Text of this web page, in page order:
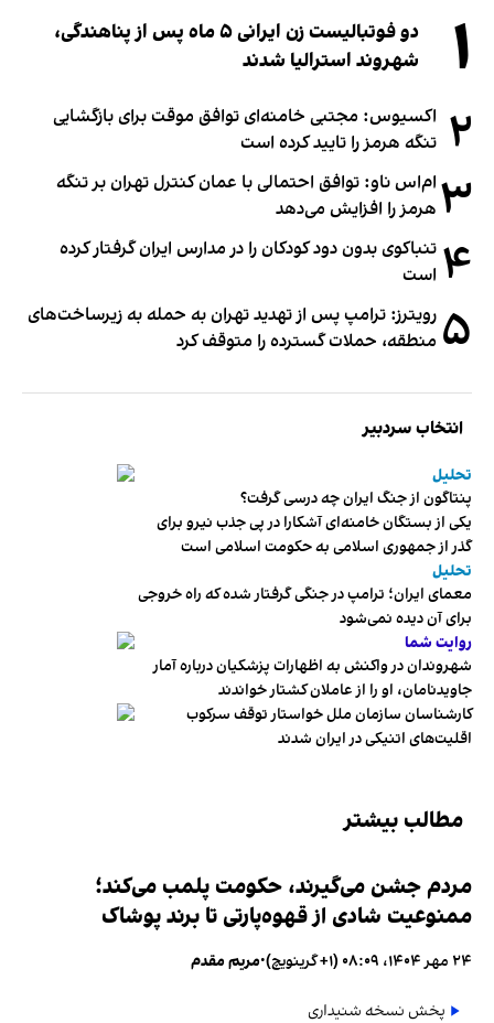
۱
دو فوتبالیست زن ایرانی ۵ ماه پس از پناهندگی،
شهروند استرالیا شدند
۲ اکسیوس: مجتبی خامنه‌ای توافق موقت برای بازگشایی
تنگه هرمز را تایید کرده است
۳ ام‌اس ناو: توافق احتمالی با عمان کنترل تهران بر تنگه
هرمز را افزایش می‌دهد
۴ تنباکوی بدون دود کودکان را در مدارس ایران گرفتار کرده
است
۵ رویترز: ترامپ پس از تهدید تهران به حمله به زیرساخت‌های
منطقه، حملات گسترده را متوقف کرد
انتخاب سردبیر
تحلیل
پنتاگون از جنگ ایران چه درسی گرفت؟
یکی از بستگان خامنه‌ای آشکارا در پی جذب نیرو برای
گذر از جمهوری اسلامی به حکومت اسلامی است
تحلیل
معمای ایران؛ ترامپ در جنگی گرفتار شده که راه خروجی
برای آن دیده نمی‌شود
روایت شما
شهروندان در واکنش به اظهارات پزشکیان درباره آمار
جاویدنامان، او را از عاملان کشتار خواندند
کارشناسان سازمان ملل خواستار توقف سرکوب
اقلیت‌های اتنیکی در ایران شدند
مطالب بیشتر
مردم جشن می‌گیرند، حکومت پلمب می‌کند؛
ممنوعیت شادی از قهوه‌پارتی تا برند پوشاک
۲۴ مهر ۱۴۰۴، ۰۸:۰۹ (‎+۱ گرینویچ) •مریم مقدم
پخش نسخه شنیداری